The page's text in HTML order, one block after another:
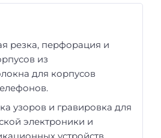
резка, перфорация и
из
для корпусов
узоров и гравировка для
электроники и